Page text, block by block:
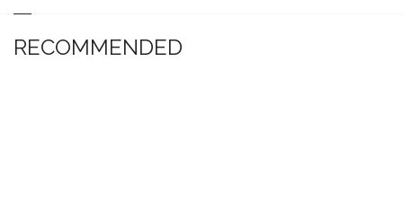
RECOMMENDED